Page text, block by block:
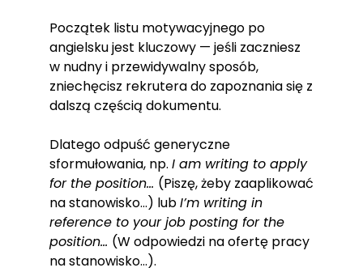
Początek listu motywacyjnego po
angielsku jest kluczowy — jeśli zaczniesz
w nudny i przewidywalny sposób,
zniechęcisz rekrutera do zapoznania się z
dalszą częścią dokumentu.
Dlatego odpuść generyczne
sformułowania, np. I am writing to apply
for the position… (Piszę, żeby zaaplikować
na stanowisko…) lubI’m writing in
reference to your job posting for the
position… (W odpowiedzi na ofertę pracy
na stanowisko…).